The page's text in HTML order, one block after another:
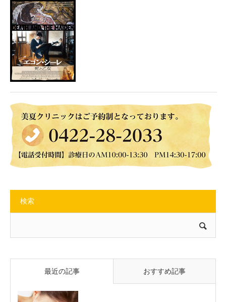
検索
最近の記事 おすすめ記事